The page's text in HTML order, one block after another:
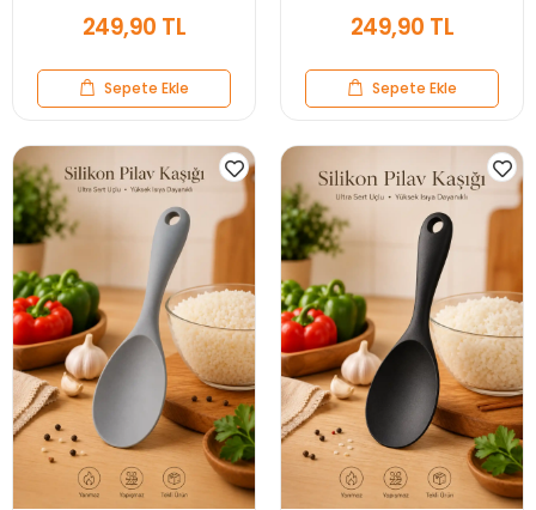
249,90 TL
Sepete Ekle
249,90 TL
Sepete Ekle